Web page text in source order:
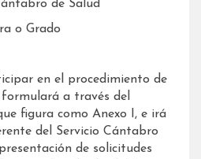
de Salud
o Grado
en el procedimiento de
a través del
figura como Anexo I, e irá
del Servicio Cántabro
de solicitudes